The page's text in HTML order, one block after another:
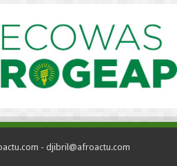
- djibril@afroactu.com